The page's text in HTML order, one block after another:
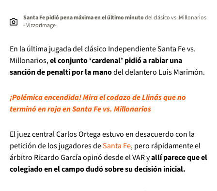
Santa Fe pidió pena máxima en el último minutodel clásico vs. Millonarios
- VizzorImage
En la última jugada del clásico Independiente Santa Fe vs.
Millonarios,el conjunto ‘cardenal’ pidió a rabiar una
sanción de penalti por la manodel delantero Luis Marimón.
¡Polémica encendida! Mira el codazo de Llinás que no
terminó en roja en Santa Fe vs. Millonarios
El juez central Carlos Ortega estuvo en desacuerdo con la
petición de los jugadores deSanta Fe, pero rápidamente el
árbitro Ricardo García opinó desde el VAR yallí parece que el
colegiado en el campo dudó sobre su decisión inicial.